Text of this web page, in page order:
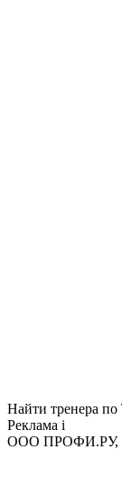
Найти тренера
Реклама i
ООО ПРОФИ.РУ,